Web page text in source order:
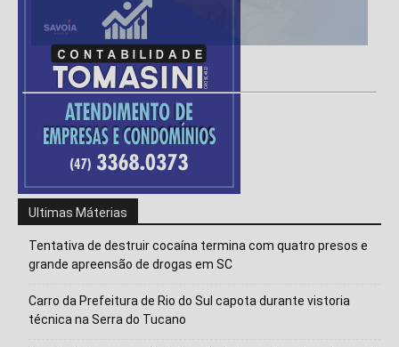
Ultimas Máterias
Tentativa de destruir cocaína termina com quatro presos e
grande apreensão de drogas em SC
Carro da Prefeitura de Rio do Sul capota durante vistoria
técnica na Serra do Tucano